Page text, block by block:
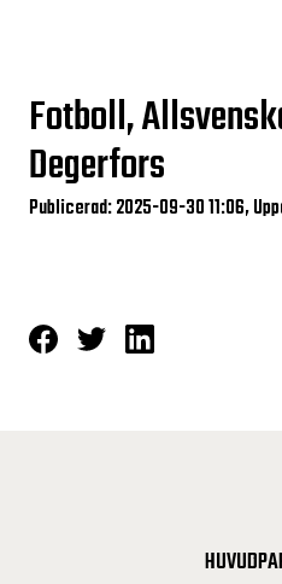
Fotboll,
Degerfors
Publicerad: 2025-09-30 11:06,